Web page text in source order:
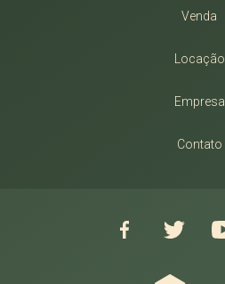
Venda
Locação
Empresa
Contato